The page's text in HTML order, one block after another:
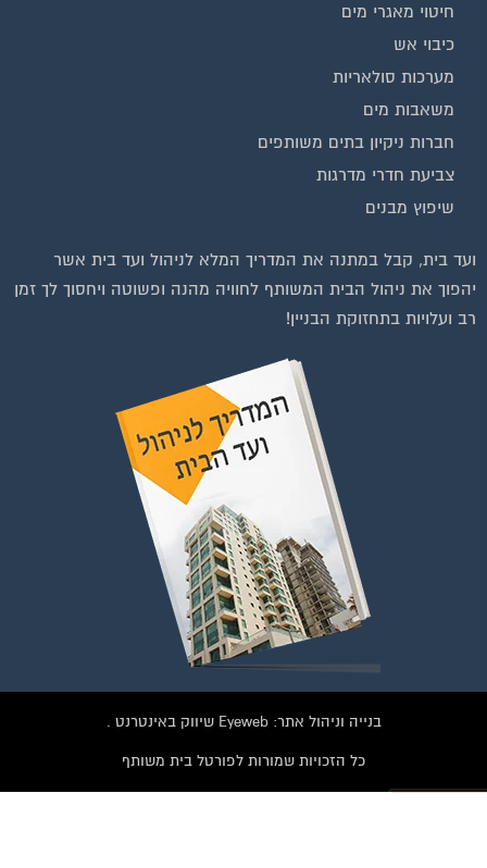
חיטוי מאגרי מים
כיבוי אש
מערכות סולאריות
משאבות מים
חברות ניקיון בתים משותפים
צביעת חדרי מדרגות
שיפוץ מבנים
ועד בית, קבל במתנה את המדריך המלא לניהול ועד בית אשר
יהפוך את ניהול הבית המשותף לחוויה מהנה ופשוטה ויחסוך לך זמן
רב ועלויות בתחזוקת הבניין!
בנייה וניהול אתר: Eyeweb שיווק באינטרנט .
כל הזכויות שמורות לפורטל בית משותף
הצטרפו עכשיו לקבוצת
הפייסבוק הגדולה בישראל
הנותנת מענה לבעיות
הדיור בבית המשותף!!!
להצטרפות לחצו על התמונה או על הכפתור ושלחו בקשת הצטרפות בדף
הקבוצה
לחץ למעבר לקבוצה